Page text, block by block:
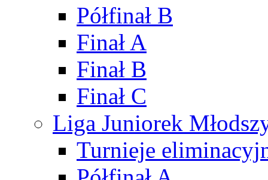
Półfinał B
Finał A
Finał B
Finał C
Liga Juniorek
Turnieje